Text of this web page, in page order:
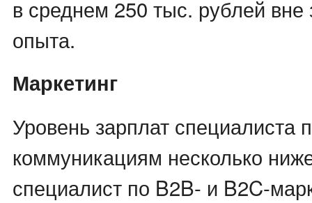
в среднем 250 тыс. рублей вне
опыта.
Маркетинг
Уровень зарплат специалиста
коммуникациям несколько
специалист по B2B- и B2C-